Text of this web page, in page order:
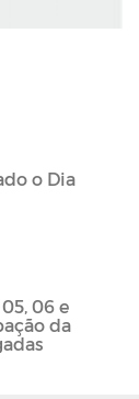
o Dia
06 e
da